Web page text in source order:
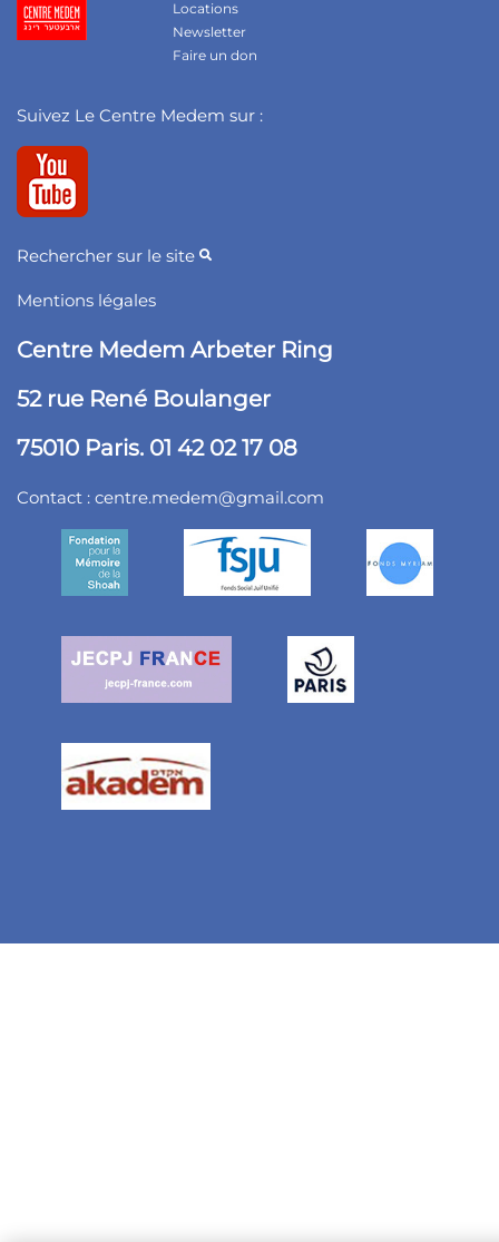
Locations
Newsletter
Faire un don
Suivez Le Centre Medem sur :
Rechercher sur le site
Mentions légales
Centre Medem Arbeter Ring
52 rue René Boulanger
75010 Paris. 01 42 02 17 08
Contact : centre.medem@gmail.com